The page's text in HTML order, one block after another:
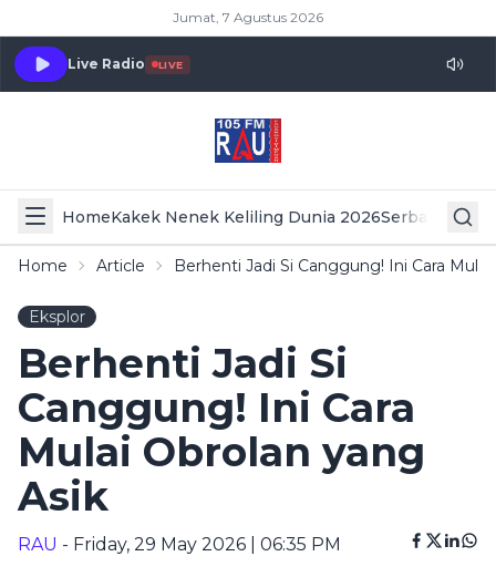
Jumat, 7 Agustus 2026
Live Radio LIVE
HomeKakek Nenek Keliling Dunia 2026Serba Serbi
Home Article Berhenti Jadi Si Canggung! Ini Cara Mulai
Eksplor
Berhenti Jadi Si
Canggung! Ini Cara
Mulai Obrolan yang
Asik
RAU - Friday, 29 May 2026 | 06:35 PM